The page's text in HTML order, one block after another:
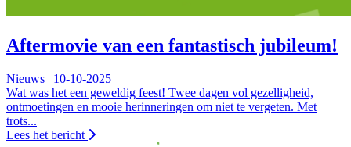
Aftermovie van een fantastisch jubileum!
Nieuws | 10-10-2025
Wat was het een geweldig feest! Twee dagen vol gezelligheid,
ontmoetingen en mooie herinneringen om niet te vergeten. Met
trots...
Lees het bericht